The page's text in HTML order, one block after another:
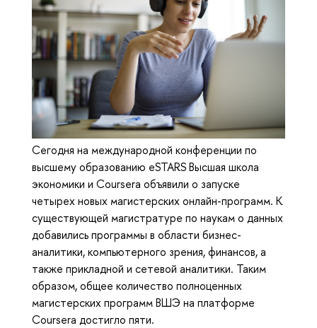
Сегодня на международной конференции по
высшему образованию eSTARS Высшая школа
экономики и Coursera объявили о запуске
четырех новых магистерских онлайн-программ. К
существующей магистратуре по наукам о данных
добавились программы в области бизнес-
аналитики, компьютерного зрения, финансов, а
также прикладной и сетевой аналитики. Таким
образом, общее количество полноценных
магистерских программ ВШЭ на платформе
Coursera достигло пяти.